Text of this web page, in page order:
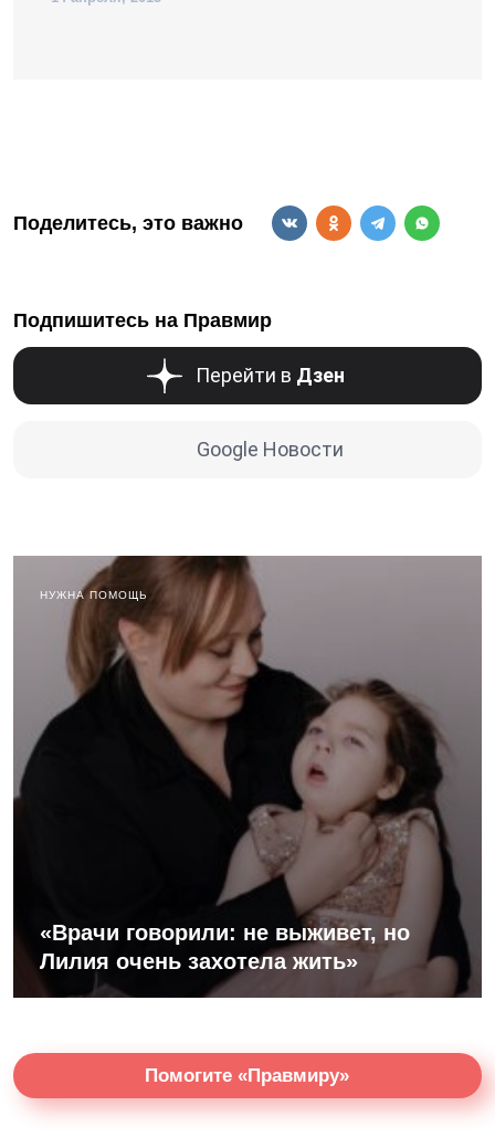
Поделитесь, это важно
Подпишитесь на Правмир
Перейти в Дзен
Google Новости
НУЖНА ПОМОЩЬ
«Врачи говорили: не выживет, но
Лилия очень захотела жить»
Помогите «Правмиру»